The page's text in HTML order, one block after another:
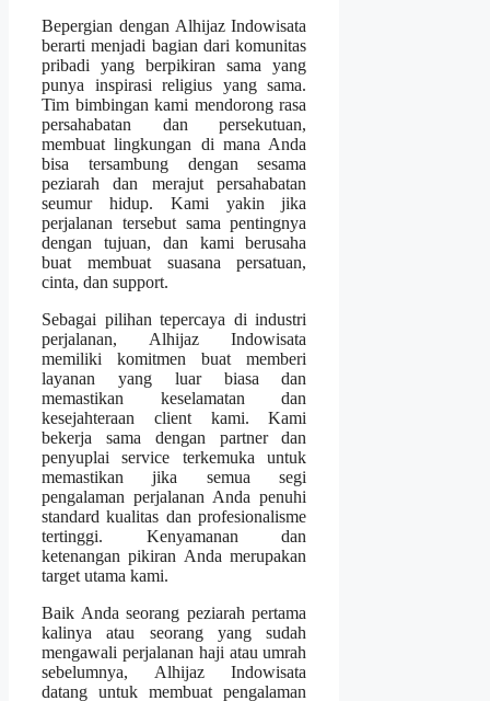
Bepergian dengan Alhijaz Indowisata
berarti menjadi bagian dari komunitas
pribadi yang berpikiran sama yang
punya inspirasi religius yang sama.
Tim bimbingan kami mendorong rasa
persahabatan dan persekutuan,
membuat lingkungan di mana Anda
bisa tersambung dengan sesama
peziarah dan merajut persahabatan
seumur hidup. Kami yakin jika
perjalanan tersebut sama pentingnya
dengan tujuan, dan kami berusaha
buat membuat suasana persatuan,
cinta, dan support.
Sebagai pilihan tepercaya di industri
perjalanan, Alhijaz Indowisata
memiliki komitmen buat memberi
layanan yang luar biasa dan
memastikan keselamatan dan
kesejahteraan client kami. Kami
bekerja sama dengan partner dan
penyuplai service terkemuka untuk
memastikan jika semua segi
pengalaman perjalanan Anda penuhi
standard kualitas dan profesionalisme
tertinggi. Kenyamanan dan
ketenangan pikiran Anda merupakan
target utama kami.
Baik Anda seorang peziarah pertama
kalinya atau seorang yang sudah
mengawali perjalanan haji atau umrah
sebelumnya, Alhijaz Indowisata
datang untuk membuat pengalaman